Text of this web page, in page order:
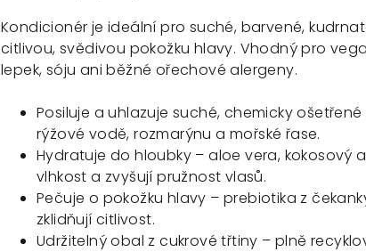
Kondicionér je ideální pro suché, barvené,
citlivou, svědivou pokožku hlavy. Vhodný pro
lepek, sóju ani běžné ořechové alergeny.
Posiluje a uhlazuje suché, chemicky
rýžové vodě, rozmarýnu a mořské řase.
Hydratuje do hloubky – aloe vera, kokosový
vlhkost a zvyšují pružnost vlasů.
Pečuje o pokožku hlavy – prebiotika z
zklidňují citlivost.
Udržitelný obal z cukrové třtiny – plně